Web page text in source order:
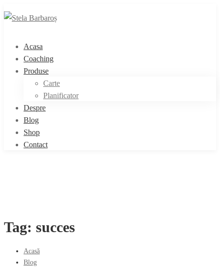
Acasa
Coaching
Produse
Carte
Planificator
Despre
Blog
Shop
Contact
Tag: succes
Acasă
Blog